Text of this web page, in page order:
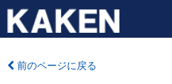
前のページに戻る